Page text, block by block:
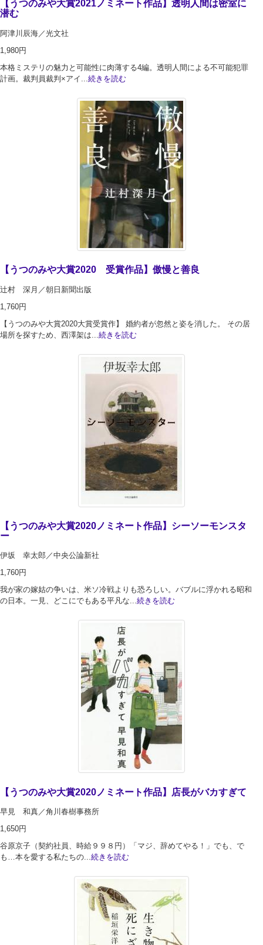
【うつのみや大賞2021ノミネート作品】透明人間は密室に
潜む
阿津川辰海／光文社
1,980円
本格ミステリの魅力と可能性に肉薄する4編。透明人間による不可能犯罪
計画。裁判員裁判×アイ... 続きを読む
【うつのみや大賞2020 受賞作品】傲慢と善良
辻村 深月／朝日新聞出版
1,760円
【うつのみや大賞2020大賞受賞作】 婚約者が忽然と姿を消した。 その居
場所を探すため、西澤架は... 続きを読む
【うつのみや大賞2020ノミネート作品】シーソーモンスタ
ー
伊坂 幸太郎／中央公論新社
1,760円
我が家の嫁姑の争いは、米ソ冷戦よりも恐ろしい。バブルに浮かれる昭和
の日本。一見、どこにでもある平凡な...続きを読む
【うつのみや大賞2020ノミネート作品】店長がバカすぎて
早見 和真／角川春樹事務所
1,650円
谷原京子（契約社員、時給９９８円）「マジ、辞めてやる！」でも、で
も…本を愛する私たちの...続きを読む